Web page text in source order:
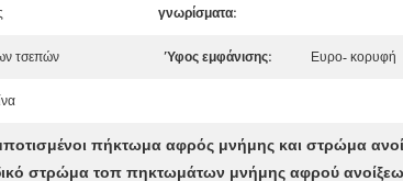
γνωρίσματα:
τσεπών Ύφος εμφάνισης: Ευρο- κορυφή
πήκτωμα αφρός μνήμης και στρώμα
στρώμα τοπ πηκτωμάτων μνήμης αφρού